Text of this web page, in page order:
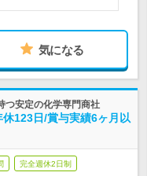
気になる
つ安定の化学専門商社
123日/賞与実績6ヶ月以
完全週休2日制